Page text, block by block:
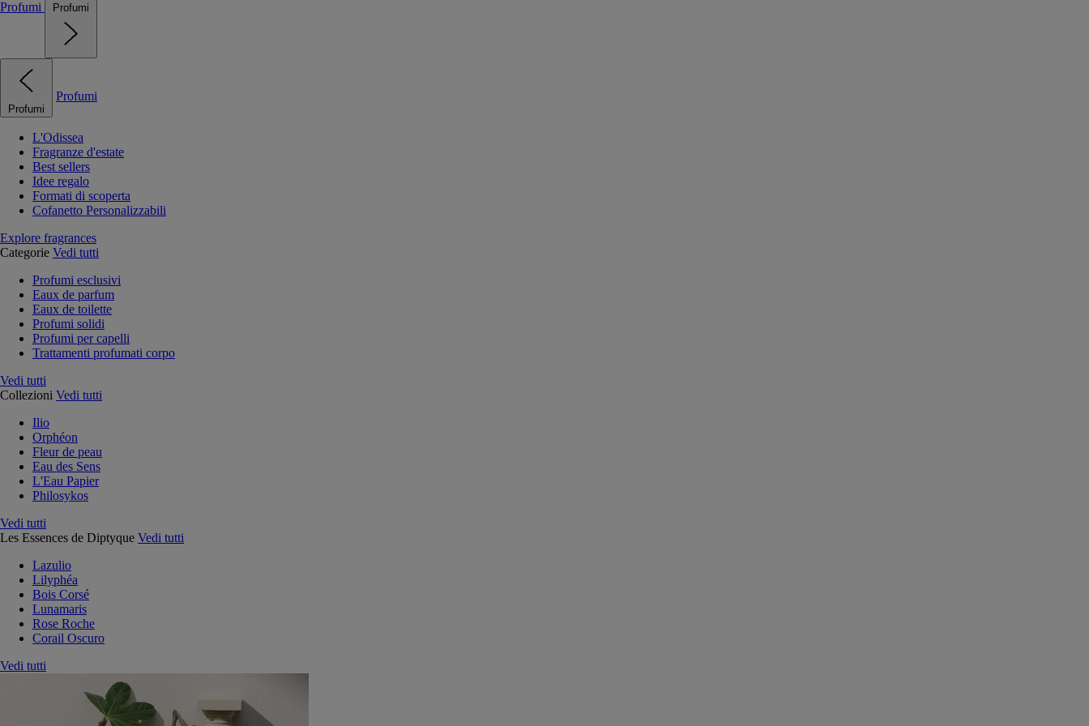
Profumi Profumi
Profumi
Profumi
L'Odissea
Fragranze d'estate
Best sellers
Idee regalo
Formati di scoperta
Cofanetto Personalizzabili
Explore fragrances
Categorie Vedi tutti
Profumi esclusivi
Eaux de parfum
Eaux de toilette
Profumi solidi
Profumi per capelli
Trattamenti profumati corpo
Vedi tutti
Collezioni Vedi tutti
Ilio
Orphéon
Fleur de peau
Eau des Sens
L'Eau Papier
Philosykos
Vedi tutti
Les Essences de Diptyque Vedi tutti
Lazulio
Lilyphéa
Bois Corsé
Lunamaris
Rose Roche
Corail Oscuro
Vedi tutti